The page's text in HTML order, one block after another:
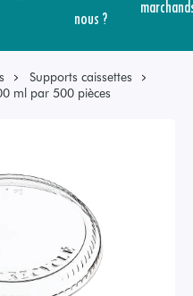
nous ?
Supports caissettes
ml par 500 pièces